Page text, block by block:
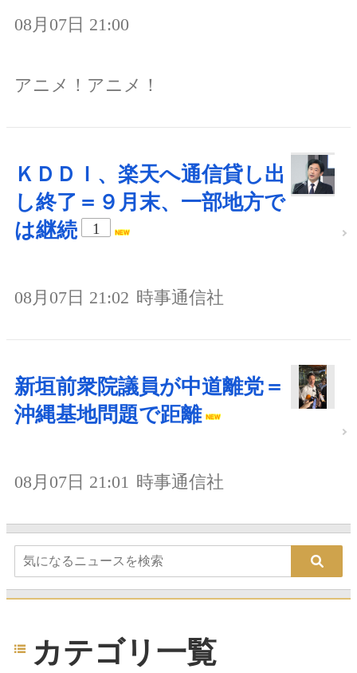
08月07日 21:00
アニメ！アニメ！
ＫＤＤＩ、楽天へ通信貸し出
し終了＝９月末、一部地方で
は継続
1
08月07日 21:02 時事通信社
新垣前衆院議員が中道離党＝
沖縄基地問題で距離
08月07日 21:01 時事通信社
カテゴリ一覧